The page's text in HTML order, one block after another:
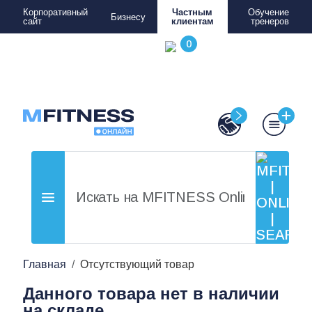
Корпоративный
сайт
Бизнесу
Частным
клиентам
Обучение
тренеров
Главная Отсутствующий товар
Данного товара нет в наличии